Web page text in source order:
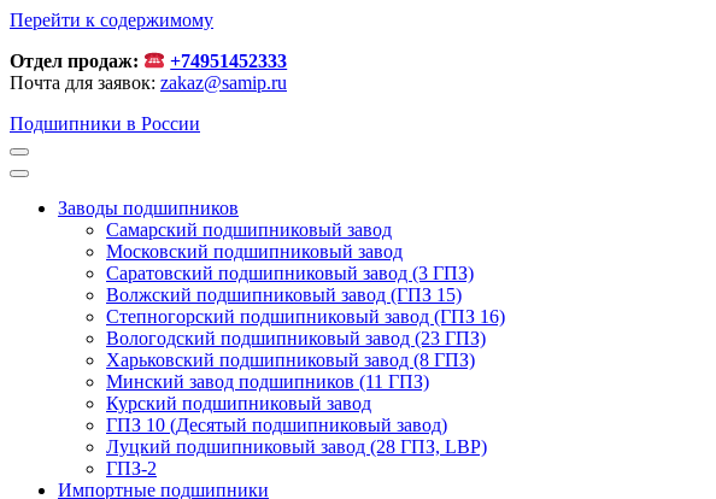
Перейти к содержимому
Отдел продаж:
+74951452333
Почта для заявок: zakaz@samip.ru
Подшипники в России
Заводы подшипников
Cамарский подшипниковый завод
Московский подшипниковый завод
Саратовский подшипниковый завод (3 ГПЗ)
Волжский подшипниковый завод (ГПЗ 15)
Степногорский подшипниковый завод (ГПЗ 16)
Вологодский подшипниковый завод (23 ГПЗ)
Харьковский подшипниковый завод (8 ГПЗ)
Минский завод подшипников (11 ГПЗ)
Курский подшипниковый завод
ГПЗ 10 (Десятый подшипниковый завод)
Луцкий подшипниковый завод (28 ГПЗ, LBP)
ГПЗ-2
Импортные подшипники